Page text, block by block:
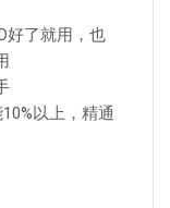
好了就用，也
以上，精通